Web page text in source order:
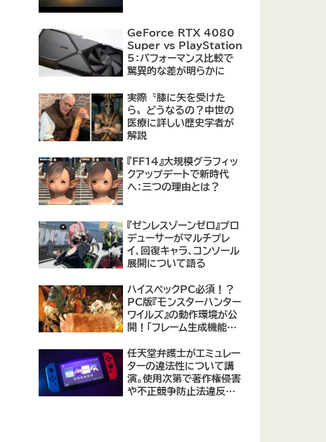
GeForce RTX 4080
Super vs PlayStation
5：パフォーマンス比較で
驚異的な差が明らかに
実際〝膝に矢を受けた
ら〟どうなるの？中世の
医療に詳しい歴史学者が
解説
『FF14』大規模グラフィッ
クアップデートで新時代
へ：三つの理由とは？
『ゼンレスゾーンゼロ』プロ
デューサーがマルチプレ
イ、回復キャラ、コンソール
展開について語る
ハイスペックPC必須！？
PC版『モンスターハンター
ワイルズ』の動作環境が公
開！「フレーム生成機能を
のは無理がある」との声も
任天堂弁護士がエミュレー
ターの違法性について講
演。使用次第で著作権侵害
や不正競争防止法違反に